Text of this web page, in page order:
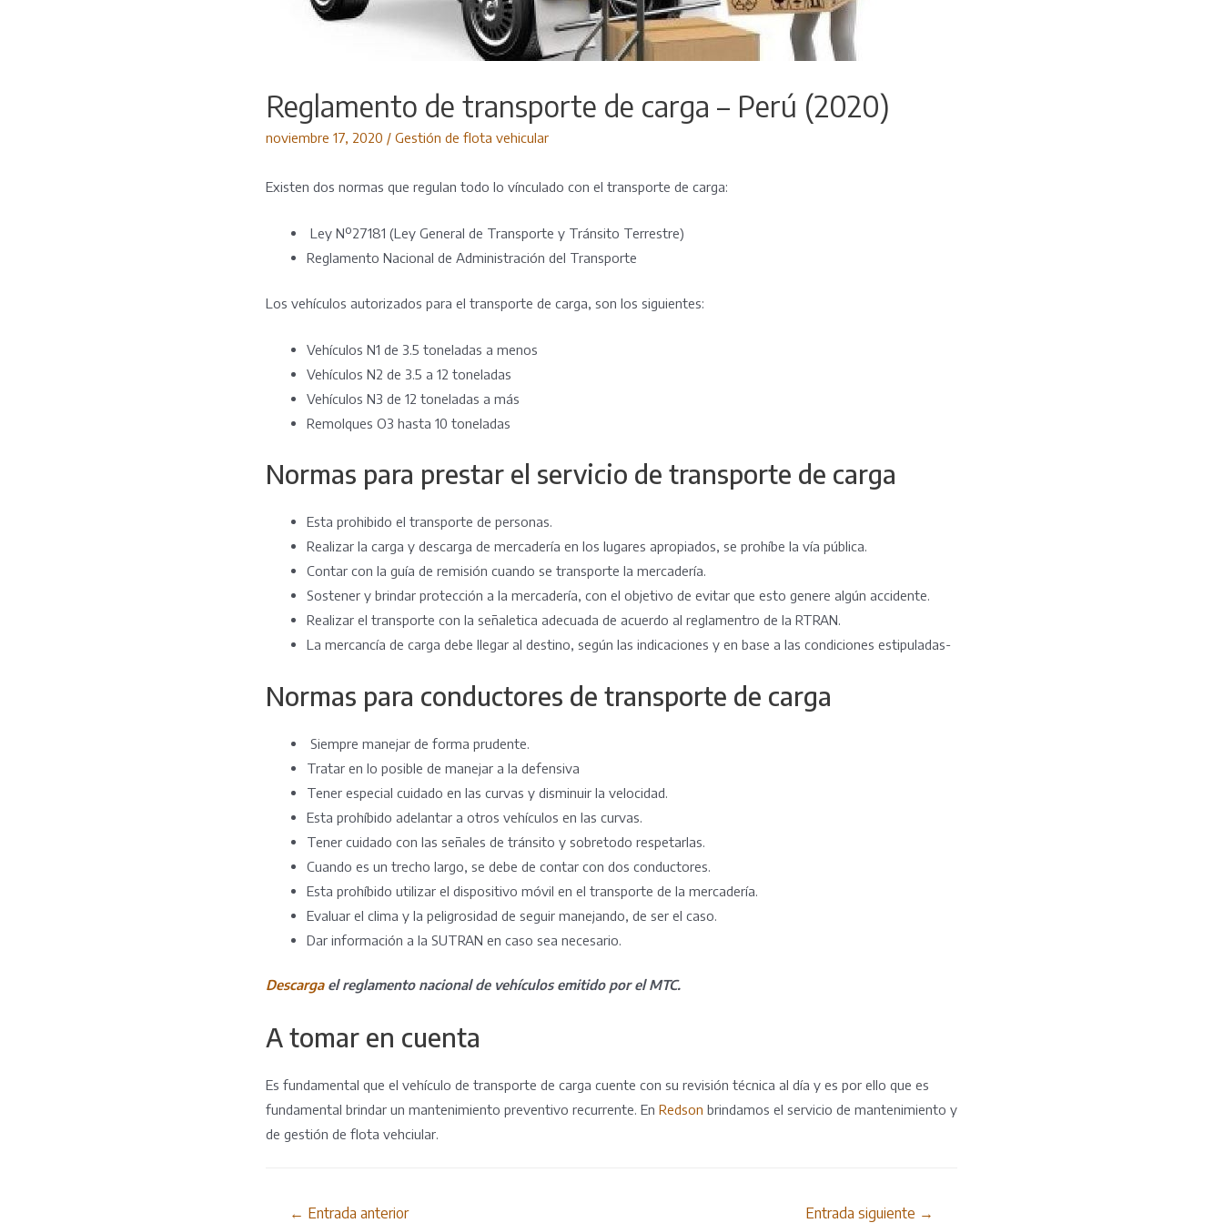
Reglamento de transporte de carga – Perú (2020)
noviembre 17, 2020 / Gestión de flota vehicular
Existen dos normas que regulan todo lo vínculado con el transporte de carga:
Ley Nº27181 (Ley General de Transporte y Tránsito Terrestre)
Reglamento Nacional de Administración del Transporte
Los vehículos autorizados para el transporte de carga, son los siguientes:
Vehículos N1 de 3.5 toneladas a menos
Vehículos N2 de 3.5 a 12 toneladas
Vehículos N3 de 12 toneladas a más
Remolques O3 hasta 10 toneladas
Normas para prestar el servicio de transporte de carga
Esta prohibido el transporte de personas.
Realizar la carga y descarga de mercadería en los lugares apropiados, se prohíbe la vía pública.
Contar con la guía de remisión cuando se transporte la mercadería.
Sostener y brindar protección a la mercadería, con el objetivo de evitar que esto genere algún accidente.
Realizar el transporte con la señaletica adecuada de acuerdo al reglamentro de la RTRAN.
La mercancía de carga debe llegar al destino, según las indicaciones y en base a las condiciones estipuladas-
Normas para conductores de transporte de carga
Siempre manejar de forma prudente.
Tratar en lo posible de manejar a la defensiva
Tener especial cuidado en las curvas y disminuir la velocidad.
Esta prohíbido adelantar a otros vehículos en las curvas.
Tener cuidado con las señales de tránsito y sobretodo respetarlas.
Cuando es un trecho largo, se debe de contar con dos conductores.
Esta prohíbido utilizar el dispositivo móvil en el transporte de la mercadería.
Evaluar el clima y la peligrosidad de seguir manejando, de ser el caso.
Dar información a la SUTRAN en caso sea necesario.
Descargael reglamento nacional de vehículos emitido por el MTC.
A tomar en cuenta
Es fundamental que el vehículo de transporte de carga cuente con su revisión técnica al día y es por ello que es
fundamental brindar un mantenimiento preventivo recurrente. En Redson brindamos el servicio de mantenimiento y
de gestión de flota vehciular.
Navegación
← Entrada anterior Entrada siguiente →